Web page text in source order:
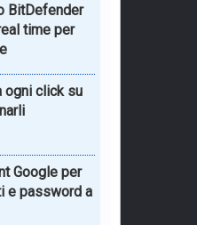
BitDefender
time per
ogni click su
Google per
e password a